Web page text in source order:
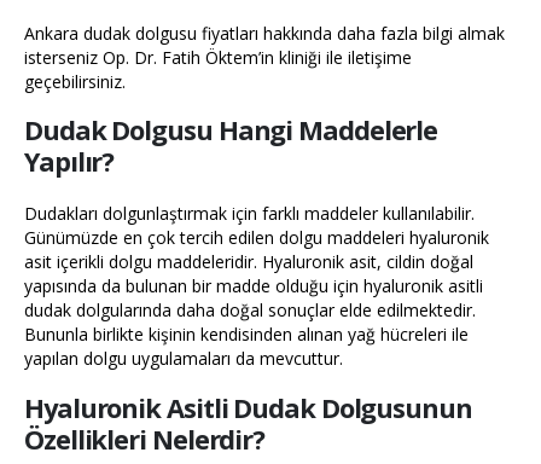
Ankara dudak dolgusu fiyatları hakkında daha fazla bilgi almak
isterseniz Op. Dr. Fatih Öktem’in kliniği ile iletişime
geçebilirsiniz.
Dudak Dolgusu Hangi Maddelerle
Yapılır?
Dudakları dolgunlaştırmak için farklı maddeler kullanılabilir.
Günümüzde en çok tercih edilen dolgu maddeleri hyaluronik
asit içerikli dolgu maddeleridir. Hyaluronik asit, cildin doğal
yapısında da bulunan bir madde olduğu için hyaluronik asitli
dudak dolgularında daha doğal sonuçlar elde edilmektedir.
Bununla birlikte kişinin kendisinden alınan yağ hücreleri ile
yapılan dolgu uygulamaları da mevcuttur.
Hyaluronik Asitli Dudak Dolgusunun
Özellikleri Nelerdir?